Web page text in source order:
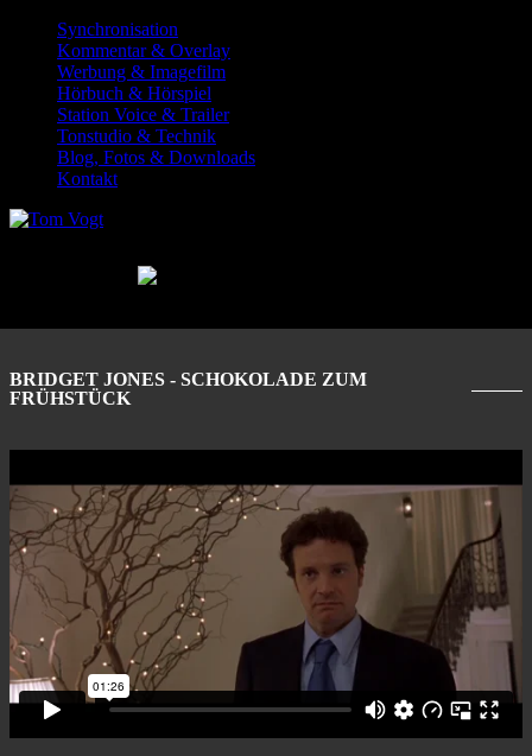
Synchronisation
Kommentar & Overlay
Werbung & Imagefilm
Hörbuch & Hörspiel
Station Voice & Trailer
Tonstudio & Technik
Blog, Fotos & Downloads
Kontakt
BRIDGET JONES - SCHOKOLADE ZUM
FRÜHSTÜCK